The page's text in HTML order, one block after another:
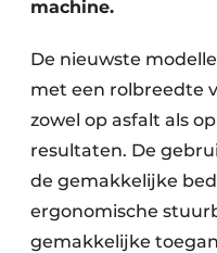
machine.
De nieuwste
met een rolbreedte
zowel op asfalt als
resultaten. De
de gemakkelijke
ergonomische
gemakkelijke